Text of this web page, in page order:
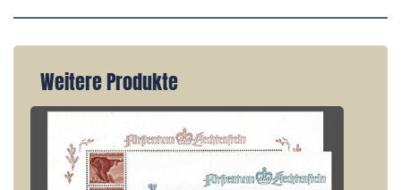
Weitere Produkte